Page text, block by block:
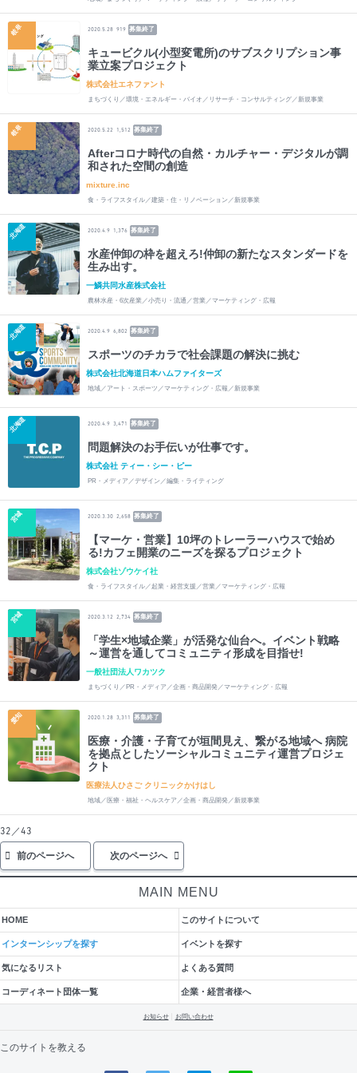
岐阜 2020.5.28 919 募集終了
キュービクル(小型変電所)のサブスクリプション事
業立案プロジェクト
株式会社エネファント
まちづくり／環境・エネルギー・バイオ／リサーチ・コンサルティング／新規事業
岐阜 2020.5.22 1,512 募集終了
Afterコロナ時代の自然・カルチャー・デジタルが調
和された空間の創造
mixture.inc
食・ライフスタイル／建築・住・リノベーション／新規事業
北海道 2020.4.9 1,376 募集終了
水産仲卸の枠を超えろ!仲卸の新たなスタンダードを
生み出す。
一鱗共同水産株式会社
農林水産・6次産業／小売り・流通／営業／マーケティング・広報
北海道 2020.4.9 6,802 募集終了
スポーツのチカラで社会課題の解決に挑む
株式会社北海道日本ハムファイターズ
地域／アート・スポーツ／マーケティング・広報／新規事業
北海道 2020.4.9 3,471 募集終了
問題解決のお手伝いが仕事です。
株式会社 ティー・シー・ピー
PR・メディア／デザイン／編集・ライティング
宮城 2020.3.30 2,658 募集終了
【マーケ・営業】10坪のトレーラーハウスで始め
る!カフェ開業のニーズを探るプロジェクト
株式会社ゾウケイ社
食・ライフスタイル／起業・経営支援／営業／マーケティング・広報
宮城 2020.3.12 2,734 募集終了
「学生×地域企業」が活発な仙台へ。イベント戦略
～運営を通してコミュニティ形成を目指せ!
一般社団法人ワカツク
まちづくり／PR・メディア／企画・商品開発／マーケティング・広報
愛知 2020.1.28 3,311 募集終了
医療・介護・子育てが垣間見え、繋がる地域へ 病院
を拠点としたソーシャルコミュニティ運営プロジェ
クト
医療法人ひさご クリニックかけはし
地域／医療・福祉・ヘルスケア／企画・商品開発／新規事業
32／43
前のページへ 次のページへ
MAIN MENU
HOME このサイトについて
インターンシップを探す イベントを探す
気になるリスト よくある質問
コーディネート団体一覧 企業・経営者様へ
お知らせ お問い合わせ
このサイトを教える